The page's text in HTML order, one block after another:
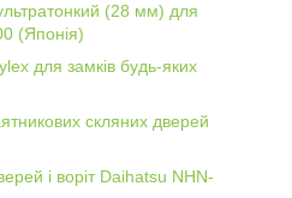
(28 мм) для
(Японія)
для замків будь-яких
скляних дверей
і воріт Daihatsu NHN-